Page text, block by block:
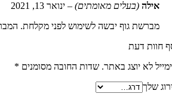
אילה(בעלים מאומתים) – ינואר 13, 2021
מברשת גוף יבשה לשימוש לפני מקלחת.
חוות דעת
לא יוצג באתר. שדות החובה מסומנים *
שלך